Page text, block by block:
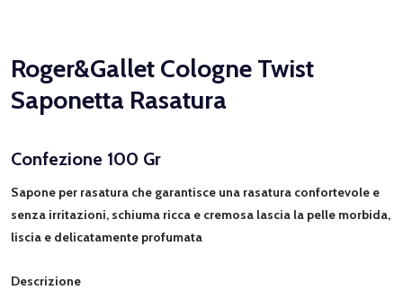
Roger&Gallet Cologne Twist
Saponetta Rasatura
Confezione 100 Gr
Sapone per rasatura che garantisce una rasatura confortevole e
senza irritazioni, schiuma ricca e cremosa lascia la pelle morbida,
liscia e delicatamente profumata
Descrizione